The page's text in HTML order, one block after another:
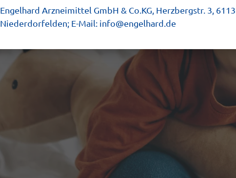
Engelhard Arzneimittel GmbH & Co.KG, Herzbergstr. 3,
Niederdorfelden; E-Mail: info@engelhard.de